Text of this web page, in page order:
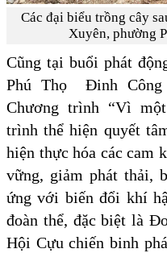
Các đại biểu trồng cây
Xuyên, phường
Cũng tại buổi phát
Phú Thọ Đinh Công
Chương trình “Vì
trình thể hiện quyết
hiện thực hóa các cam
vững, giảm phát thải,
ứng với biến đổi khí
đoàn thể, đặc biệt là
Hội Cựu chiến binh